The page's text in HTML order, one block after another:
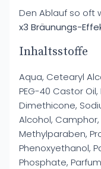
Den Ablauf so oft
x3 Bräunungs-
Inhaltsstoffe
Aqua, Cetearyl
PEG-40 Castor
Dimethicone,
Alcohol,
Methylparaben,
Phenoxyethanol,
Phosphate,